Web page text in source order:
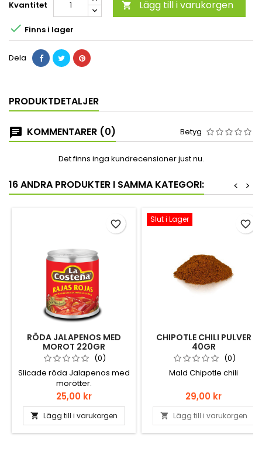
Kvantitet  Lägg till i varukorgen
 Finns i lager
Dela
PRODUKTDETALJER
KOMMENTARER (0) Betyg
Det finns inga kundrecensioner just nu.
16 ANDRA PRODUKTER I SAMMA KATEGORI: >
<
RÖDA JALAPENOS MED
MOROT 220GR
(0)
Slicade röda Jalapenos med
morötter.
Pris
25,00 kr
 Lägg till i varukorgen
favorite_border Slut i Lager
CHIPOTLE CHILI PULVER
40GR
(0)
Mald Chipotle chili
Pris
29,00 kr
 Lägg till i varukorgen
favorite_border